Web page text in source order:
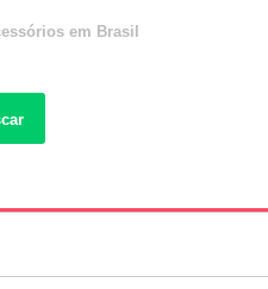
em Brasil